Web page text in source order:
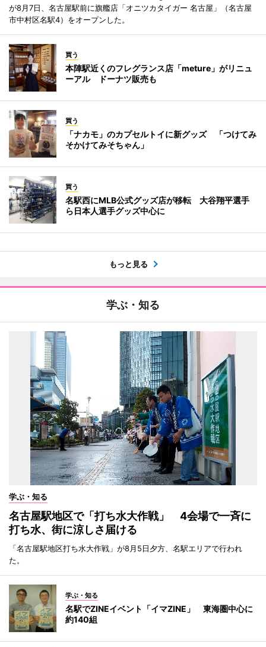
が8月7日、名古屋駅前に旗艦店「オニツカタイガー 名古屋」（名古屋
市中村区名駅4）をオープンした。
買う
本陣駅近くのフレグランス店「meture」がリニュ
ーアル ドーナツ販売も
買う
「ナカモ」のカプセルトイに新グッズ 「つけてみ
そかけてみそちゃん」
買う
名駅西にMLB公式グッズ店が移転 大谷翔平選手
ら日本人選手グッズ中心に
もっと見る
学ぶ・知る
学ぶ・知る
名古屋駅地区で「打ち水大作戦」 4会場で一斉に
打ち水、街に涼しさ届ける
「名古屋駅地区打ち水大作戦」が8月5日夕方、名駅エリアで行われ
た。
学ぶ・知る
名駅でZINEイベント「イマZINE」 東海圏中心に
約140組